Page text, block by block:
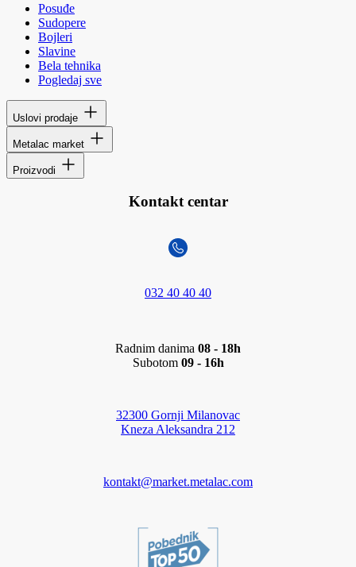
Posuđe
Sudopere
Bojleri
Slavine
Bela tehnika
Pogledaj sve
Uslovi prodaje
Metalac market
Proizvodi
Kontakt centar
032 40 40 40
Radnim danima 08 - 18h
Subotom 09 - 16h
32300 Gornji Milanovac
Kneza Aleksandra 212
kontakt@market.metalac.com